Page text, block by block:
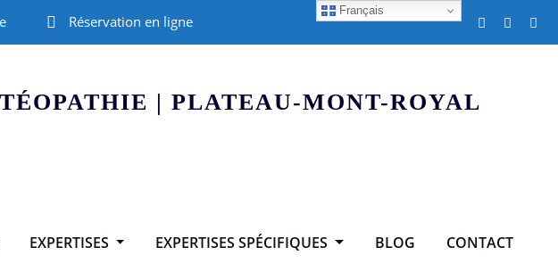
Réservation en ligne
| PLATEAU-MONT-ROYAL
EXPERTISES EXPERTISES SPÉCIFIQUES BLOG CONTACT
Français